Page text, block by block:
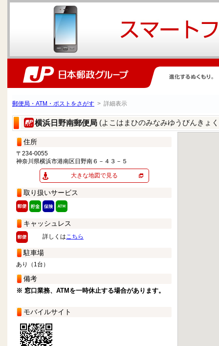
郵便局・ATM・ポストをさがす > 詳細表示
横浜日野南郵便局 (よこはまひのみなみゆうびんきょ
住所
〒234-0055
神奈川県横浜市港南区日野南６－４３－５
大きな地図で見る
取り扱いサービス
キャッシュレス
詳しくはこちら
駐車場
あり（1台）
備考
※ 窓口業務、ATMを一時休止する場合があります。
モバイルサイト